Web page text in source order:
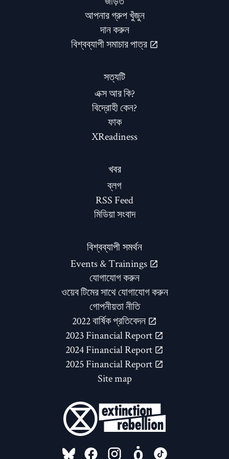
আপনার গ্রুপ খুঁজুন
দান করুন
বিশ্বব্যাপী সমাচার পাত্র
সত্যটি
এক্স আর কি?
বিদ্রোহী কেন?
ফাক
XReadiness
খবর
ব্লগ
RSS Feed
মিডিয়া সংবাদ
বিশ্বব্যাপী সমর্থন
Events & Trainings
যোগাযোগ করুন
ওয়েব টিমের সাথে যোগাযোগ করুন
গোপনীয়তা নীতি
2022 বার্ষিক প্রতিবেদন
2023 Financial Report
2024 Financial Report
2025 Financial Report
Site map
FOLLOW US ON